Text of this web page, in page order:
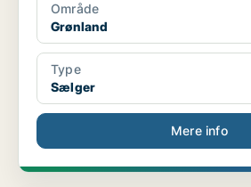
Område
Grønland
Type
Sælger
Mere info